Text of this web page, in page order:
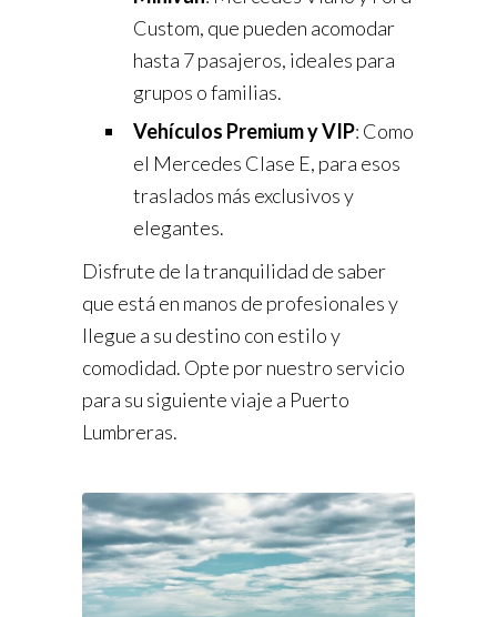
Custom, que pueden acomodar
hasta 7 pasajeros, ideales para
grupos o familias.
Vehículos Premium y VIP: Como
el Mercedes Clase E, para esos
traslados más exclusivos y
elegantes.
Disfrute de la tranquilidad de saber
que está en manos de profesionales y
llegue a su destino con estilo y
comodidad. Opte por nuestro servicio
para su siguiente viaje a Puerto
Lumbreras.